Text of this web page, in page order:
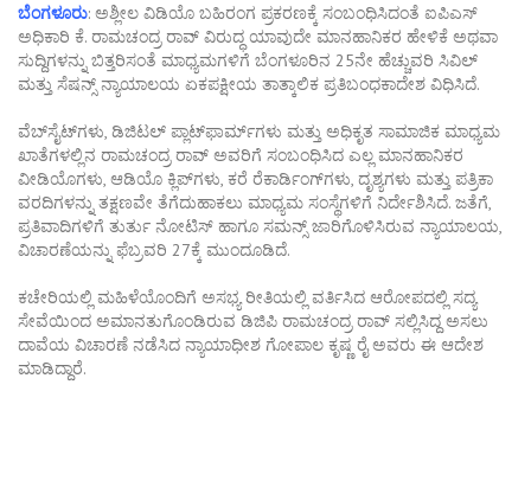
ಬೆಂಗಳೂರು: ಅಶ್ಲೀಲ ವಿಡಿಯೊ ಬಹಿರಂಗ ಪ್ರಕರಣಕ್ಕೆ ಸಂಬಂಧಿಸಿದಂತೆ ಐಪಿಎಸ್
ಅಧಿಕಾರಿ ಕೆ. ರಾಮಚಂದ್ರ ರಾವ್ ವಿರುದ್ಧ ಯಾವುದೇ ಮಾನಹಾನಿಕರ ಹೇಳಿಕೆ ಅಥವಾ
ಸುದ್ದಿಗಳನ್ನು ಬಿತ್ತರಿಸಂತೆ ಮಾಧ್ಯಮಗಳಿಗೆ ಬೆಂಗಳೂರಿನ 25ನೇ ಹೆಚ್ಚುವರಿ ಸಿವಿಲ್
ಮತ್ತು ಸೆಷನ್ಸ್ ನ್ಯಾಯಾಲಯ ಏಕಪಕ್ಷೀಯ ತಾತ್ಕಾಲಿಕ ಪ್ರತಿಬಂಧಕಾದೇಶ ವಿಧಿಸಿದೆ.
ವೆಬ್‌ಸೈಟ್‌ಗಳು, ಡಿಜಿಟಲ್ ಪ್ಲಾಟ್‌ಫಾರ್ಮ್‌ಗಳು ಮತ್ತು ಅಧಿಕೃತ ಸಾಮಾಜಿಕ ಮಾಧ್ಯಮ
ಖಾತೆಗಳಲ್ಲಿನ ರಾಮಚಂದ್ರ ರಾವ್ ಅವರಿಗೆ ಸಂಬಂಧಿಸಿದ ಎಲ್ಲ ಮಾನಹಾನಿಕರ
ವೀಡಿಯೊಗಳು, ಆಡಿಯೊ ಕ್ಲಿಪ್‌ಗಳು, ಕರೆ ರೆಕಾರ್ಡಿಂಗ್‌ಗಳು, ದೃಶ್ಯಗಳು ಮತ್ತು ಪತ್ರಿಕಾ
ವರದಿಗಳನ್ನು ತಕ್ಷಣವೇ ತೆಗೆದುಹಾಕಲು ಮಾಧ್ಯಮ ಸಂಸ್ಥೆಗಳಿಗೆ ನಿರ್ದೇಶಿಸಿದೆ. ಜತೆಗೆ,
ಪ್ರತಿವಾದಿಗಳಿಗೆ ತುರ್ತು ನೋಟಿಸ್ ಹಾಗೂ ಸಮನ್ಸ್ ಜಾರಿಗೊಳಿಸಿರುವ ನ್ಯಾಯಾಲಯ,
ವಿಚಾರಣೆಯನ್ನು ಫೆಬ್ರವರಿ 27ಕ್ಕೆ ಮುಂದೂಡಿದೆ.
ಕಚೇರಿಯಲ್ಲಿ ಮಹಿಳೆಯೊಂದಿಗೆ ಅಸಭ್ಯ ರೀತಿಯಲ್ಲಿ ವರ್ತಿಸಿದ ಆರೋಪದಲ್ಲಿ ಸದ್ಯ
ಸೇವೆಯಿಂದ ಅಮಾನತುಗೊಂಡಿರುವ ಡಿಜಿಪಿ ರಾಮಚಂದ್ರ ರಾವ್ ಸಲ್ಲಿಸಿದ್ದ ಅಸಲು
ದಾವೆಯ ವಿಚಾರಣೆ ನಡೆಸಿದ ನ್ಯಾಯಾಧೀಶ ಗೋಪಾಲ ಕೃಷ್ಣ ರೈ ಅವರು ಈ ಆದೇಶ
ಮಾಡಿದ್ದಾರೆ.